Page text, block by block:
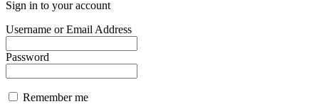
Sign in to your account
Username or Email Address
Password
Remember me